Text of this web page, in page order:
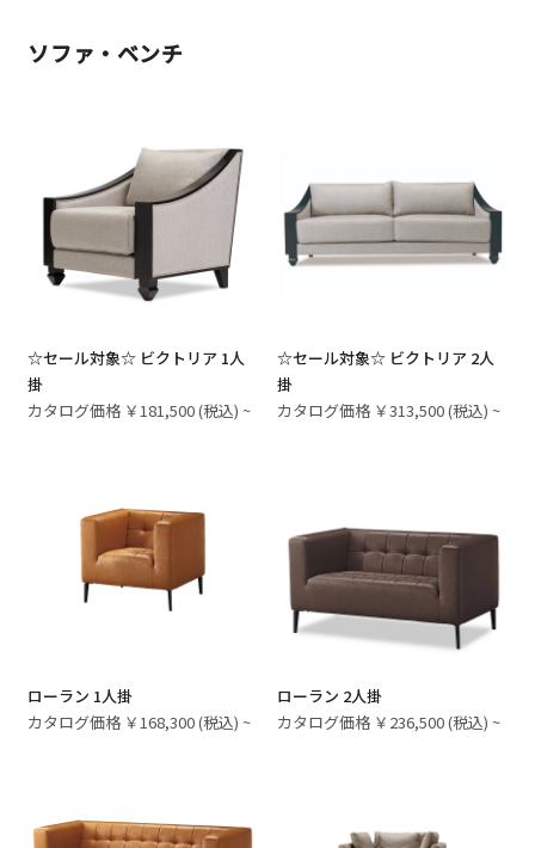
ソファ・ベンチ
☆セール対象☆ ビクトリア 1人
掛
カタログ価格 ￥181,500 (税込) ~
☆セール対象☆ ビクトリア 2人
掛
カタログ価格 ￥313,500 (税込) ~
ローラン 1人掛
カタログ価格 ￥168,300 (税込) ~
ローラン 2人掛
カタログ価格 ￥236,500 (税込) ~